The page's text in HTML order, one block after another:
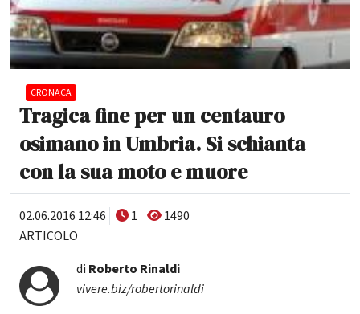
CRONACA
Tragica fine per un centauro
osimano in Umbria. Si schianta
con la sua moto e muore
02.06.2016 12:46 1
1490
ARTICOLO
di Roberto Rinaldi
vivere.biz/robertorinaldi